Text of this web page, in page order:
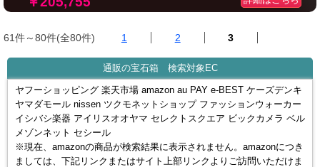
61件～80件(全80件) 1 2 3
通販の宝石箱 検索対象EC
ヤフーショッピング 楽天市場 amazon au PAY e-BEST ケーズデンキ
ヤマダモール nissen ツクモネットショップ ファッションウォーカー
イシバシ楽器 アイリスオオヤマ セレクトスクエア ビックカメラ ベル
メゾンネット セシール
※現在、amazonの商品が検索結果に表示されません。amazonにつき
ましては、下記リンクまたはサイト上部リンクよりご訪問いただけま